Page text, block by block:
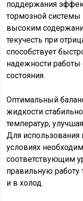
поддержания
тормозной
высоким
текучесть при
способствует
надежности работы
состояния.
Оптимальный
жидкости
температур,
Для
условиях
соответствующим
правильную работу
и в холод.